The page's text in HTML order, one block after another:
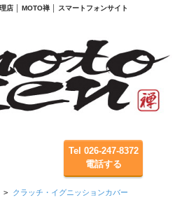
店 │ MOTO禅 │ スマートフォンサイト
Tel 026-247-8372
電話する
> クラッチ・イグニッションカバー